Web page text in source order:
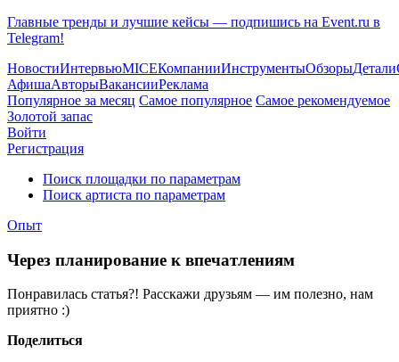
Главные тренды и лучшие кейсы — подпишись на Event.ru в
Telegram!
НовостиИнтервьюMICEКомпанииИнструментыОбзорыДетали
АфишаАвторыВакансииРеклама
Популярное за месяц Самое популярное Самое рекомендуемое
Золотой запас
Войти
Регистрация
Поиск площадки по параметрам
Поиск артиста по параметрам
Опыт
Через планирование к впечатлениям
Понравилась статья?! Расскажи друзьям — им полезно, нам
приятно :)
Поделиться